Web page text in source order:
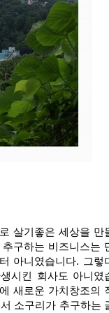
살기좋은 세상을 만
구하는 비즈니스는
아니였습니다. 그렇
시킨 회사도 아니였
새로운 가치창조의
소구리가 추구하는